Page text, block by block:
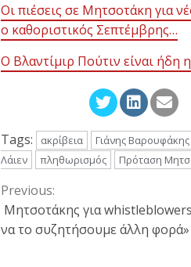
Οι πιέσεις σε Μητσοτάκη για
ο καθοριστικός Σεπτέμβρης…
Ο Βλαντίμιρ Πούτιν είναι ήδη
Tags: ακρίβεια Γιάνης Βαρουφάκης
Λάιεν
πληθωρισμός Πρόταση
Continue
Reading
Previous:
Μητσοτάκης για
να το συζητήσουμε άλλη φορά»